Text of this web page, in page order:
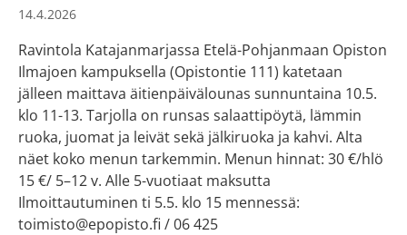
14.4.2026
Ravintola Katajanmarjassa Etelä-Pohjanmaan Opiston
Ilmajoen kampuksella (Opistontie 111) katetaan
jälleen maittava äitienpäivälounas sunnuntaina 10.5.
klo 11-13. Tarjolla on runsas salaattipöytä, lämmin
ruoka, juomat ja leivät sekä jälkiruoka ja kahvi. Alta
näet koko menun tarkemmin. Menun hinnat: 30 €/hlö
15 €/ 5–12 v. Alle 5-vuotiaat maksutta
Ilmoittautuminen ti 5.5. klo 15 mennessä:
toimisto@epopisto.fi / 06 425